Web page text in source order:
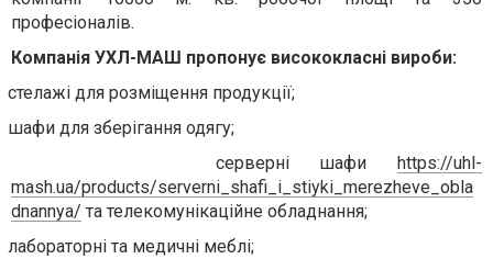
професіоналів.
Компанія УХЛ-МАШ пропонує висококласні вироби:
стелажі для розміщення продукції;
шафи для зберігання одягу;
серверні шафиhttps://uhl-
mash.ua/products/serverni_shafi_i_stiyki_merezheve_obla
dnannya/ та телекомунікаційне обладнання;
лабораторні та медичні меблі;